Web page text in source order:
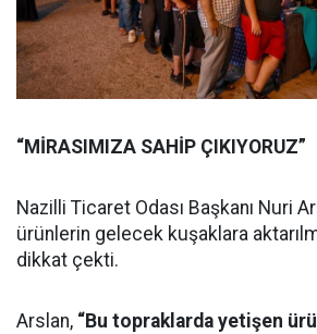
“MİRASIMIZA SAHİP ÇIKIYORUZ”
Nazilli Ticaret Odası Başkanı Nuri
ürünlerin gelecek kuşaklara
dikkat çekti.
Arslan, “Bu topraklarda yetişen